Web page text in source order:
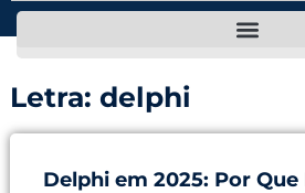
Letra: delphi
Delphi em 2025: Por Que